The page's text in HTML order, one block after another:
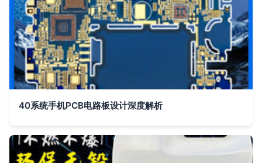
40系统手机PCB电路板设计深度解析